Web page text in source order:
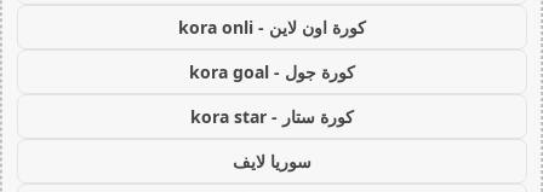
كورة اون لاين - kora onli
كورة جول - kora goal
كورة ستار - kora star
سوريا لايف